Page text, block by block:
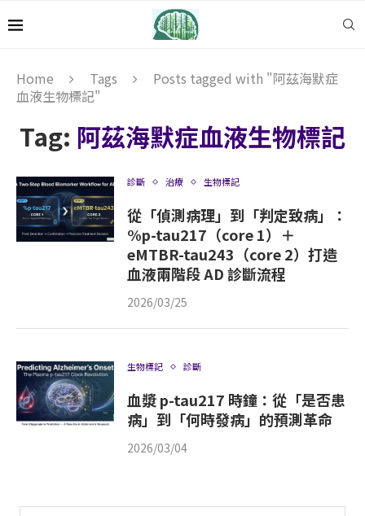
Home Tags
Posts tagged with "阿茲海默症
血液生物標記"
Tag: 阿茲海默症血液生物標記
診斷 治療 生物標記
從「偵測病理」到「判定致病」：
%p-tau217（core 1）＋
eMTBR-tau243（core 2）打造
血液兩階段 AD 診斷流程
2026/03/25
生物標記 診斷
血漿 p-tau217 時鐘：從「是否患
病」到「何時發病」的預測革命
2026/03/04